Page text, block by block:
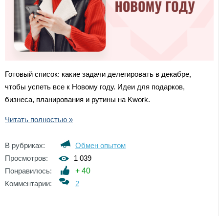
Готовый список: какие задачи делегировать в декабре,
чтобы успеть все к Новому году. Идеи для подарков,
бизнеса, планирования и рутины на Kwork.
Читать полностью »
В рубриках:
Обмен опытом
Просмотров:
1 039
Понравилось:
+ 40
Комментарии:
2